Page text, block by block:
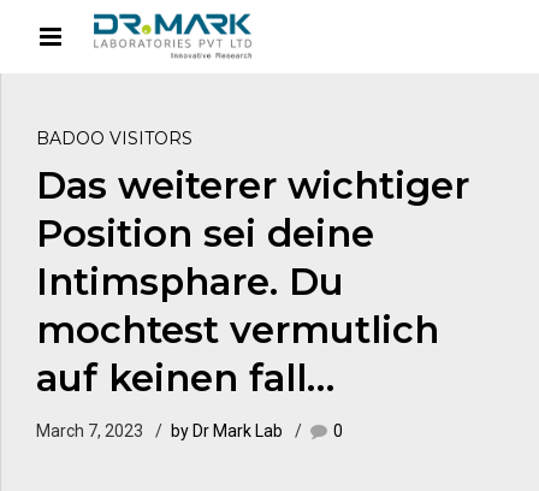
BADOO VISITORS
Das weiterer wichtiger
Position sei deine
Intimsphare. Du
mochtest vermutlich
auf keinen fall…
March 7, 2023 by Dr Mark Lab 0